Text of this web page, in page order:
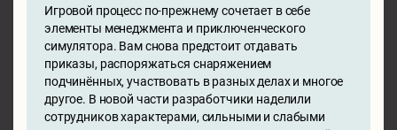
Игровой процесс по-прежнему сочетает в себе
элементы менеджмента и приключенческого
симулятора. Вам снова предстоит отдавать
приказы, распоряжаться снаряжением
подчинённых, участвовать в разных делах и многое
другое. В новой части разработчики наделили
сотрудников характерами, сильными и слабыми